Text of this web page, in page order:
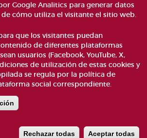
CORREO
AVISO LEGAL
DENÚNCIES
CONTACTO
PREGUNTAS FRECUENTES
Google Analitics para generar datos
cómo utiliza el visitante el sitio web.
que los visitantes puedan
de diferentes plataformas
usuarios (Facebook, YouTube, X,
de utilización de estas cookies y
se regula por la política de
social correspondiente.
Rechazar todas Aceptar todas